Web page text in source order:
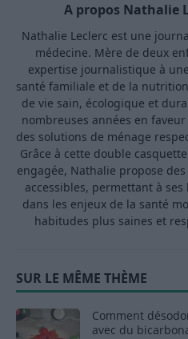
A propos Nathalie
Nathalie Leclerc est une
médecine. Mère de deux
expertise journalistique à
santé familiale et de la
de vie sain, écologique et
nombreuses années en
des solutions de ménage
Grâce à cette double
engagée, Nathalie propose
accessibles, permettant à
dans les enjeux de la santé
habitudes plus saines et
SUR LE MÊME THÈME
Comment
avec du